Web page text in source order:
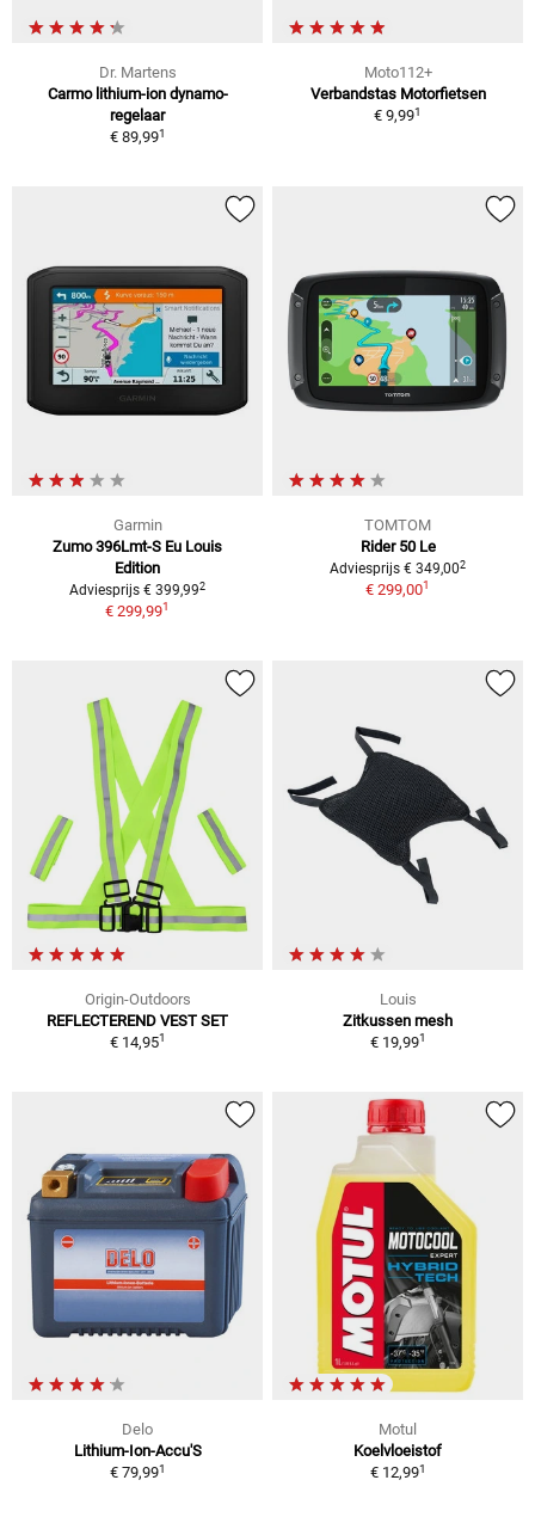
Dr. Martens
Carmo lithium-ion dynamo-
regelaar
€ 89,991
Moto112+
Verbandstas Motorfietsen
€ 9,991
Garmin
Zumo 396Lmt-S Eu Louis
Edition
Adviesprijs € 399,992
€ 299,991
TOMTOM
Rider 50 Le
Adviesprijs € 349,002
€ 299,001
Origin-Outdoors
REFLECTEREND VEST SET
€ 14,951
Louis
Zitkussen mesh
€ 19,991
Delo
Lithium-Ion-Accu'S
€ 79,991
Motul
Koelvloeistof
€ 12,991